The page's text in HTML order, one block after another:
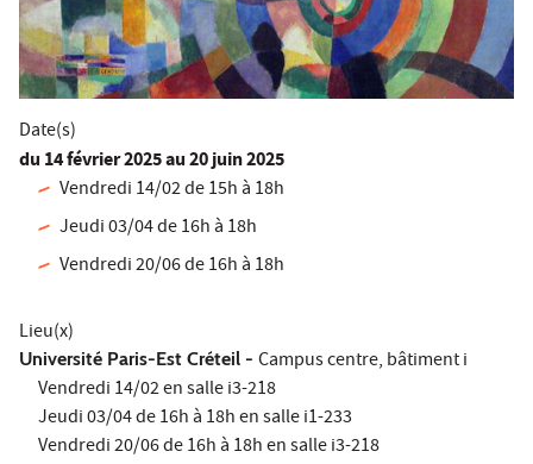
Date(s)
du 14 février 2025au 20 juin 2025
Vendredi 14/02 de 15h à 18h
Jeudi 03/04 de 16h à 18h
Vendredi 20/06 de 16h à 18h
Lieu(x)
Université Paris-Est Créteil - Campus centre, bâtiment i
Vendredi 14/02 en salle i3-218
Jeudi 03/04 de 16h à 18h en salle i1-233
Vendredi 20/06 de 16h à 18h en salle i3-218